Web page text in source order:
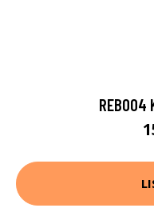
REB004